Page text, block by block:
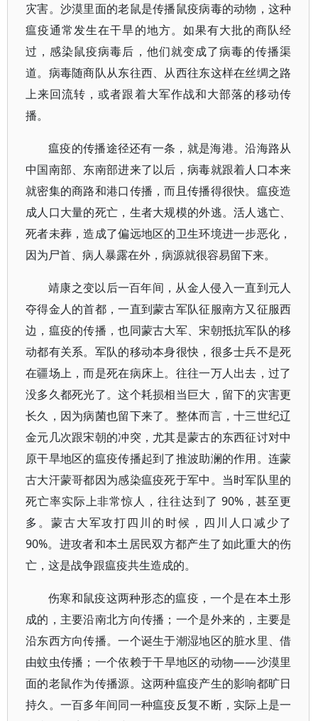
灾害。沙漠里面的老鼠是传播鼠疫病毒的动物，这种
瘟疫通常发生在干旱的地方。如果有大批的商队经
过，感染鼠疫病毒后，他们就变成了病毒的传播渠
道。病毒随商队从东往西、从西往东这样在丝绸之路
上来回流转，或者跟着大军作战和大部落的移动传
播。
瘟疫的传播途径还有一条，就是海港。沿海路从
中国南部、东南部进来了以后，病毒就跟着人口本来
就密集的商路和港口传播，而且传播得很快。瘟疫造
成人口大量的死亡，生者大规模的外逃。活人逃亡、
死者未葬，造成了偏远地区的卫生环境进一步恶化，
因为尸首、病人暴露在外，病源就很容易留下来。
靖康之变以后一百年间，从金人侵入一直到元人
夺得金人的首都，一直到蒙古军队征服南方又征服西
边，瘟疫的传播，也同蒙古大军、宋朝抵抗军队的移
动都有关系。军队的移动本身很快，很多士兵不是死
在疆场上，而是死在病床上。往往一万人出去，过了
没多久都死光了。这个耗损相当巨大，留下的灾害更
长久，因为病菌也留下来了。整体而言，十三世纪辽
金元几次跟宋朝的冲突，尤其是蒙古的东西征讨对中
原干旱地区的瘟疫传播起到了推波助澜的作用。连蒙
古大汗蒙哥都因为感染瘟疫死于军中。当时军队里的
死亡率实际上非常惊人，往往达到了 90%，甚至更
多。蒙古大军攻打四川的时候，四川人口减少了
90%。进攻者和本土居民双方都产生了如此重大的伤
亡，这是战争跟瘟疫共生造成的。
伤寒和鼠疫这两种形态的瘟疫，一个是在本土形
成的，主要沿南北方向传播；一个是外来的，主要是
沿东西方向传播。一个诞生于潮湿地区的脏水里、借
由蚊虫传播；一个依赖于干旱地区的动物——沙漠里
面的老鼠作为传播源。这两种瘟疫产生的影响都旷日
持久。一百多年间同一种瘟疫反复不断，实际上是一